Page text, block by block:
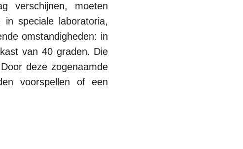
verschijnen, moeten
speciale laboratoria,
omstandigheden: in
van 40 graden. Die
deze zogenaamde
voorspellen of een